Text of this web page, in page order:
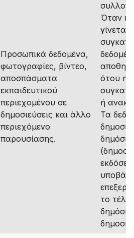
Προσωπικά δεδομένα,
φωτογραφίες, βίντεο,
αποσπάσματα
εκπαιδευτικού
περιεχομένου σε
δημοσιεύσεις και άλλο
περιεχόμενο
παρουσίασης.
Όταν η
γίνεται
ότου η
ή
Τα
το